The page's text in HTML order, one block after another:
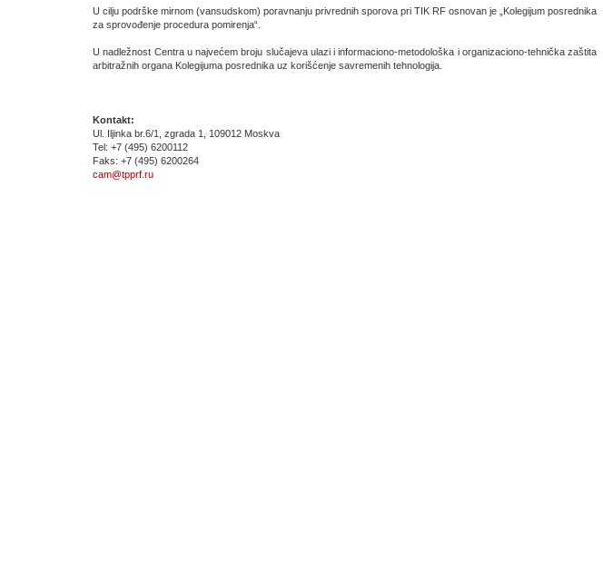
U cilju podrške mirnom (vansudskom) poravnanju privrednih sporova pri TIK RF osnovan je „Kolegijum posrednika
za sprovođenje procedura pomirenja“.
U nadležnost Centra u najvećem broju slučajeva ulazi i informaciono-metodološka i organizaciono-tehnička zaštita
arbitražnih organa Kolegijuma posrednika uz korišćenje savremenih tehnologija.
Kontakt:
Ul. Iljinka br.6/1, zgrada 1, 109012 Moskva
Tel: +7 (495) 6200112
Faks: +7 (495) 6200264
cam@tpprf.ru